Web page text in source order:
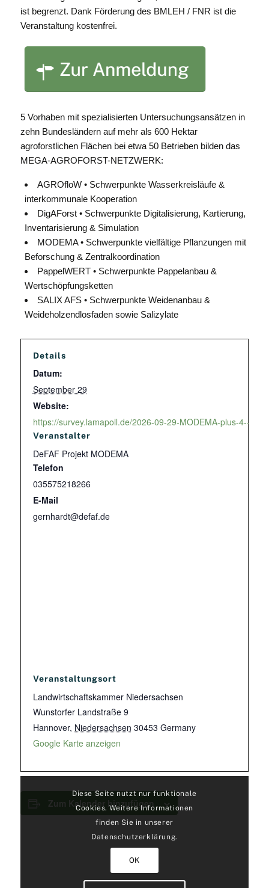
ist begrenzt. Dank Förderung des BMLEH / FNR ist die
Veranstaltung kostenfrei.
5 Vorhaben mit spezialisierten Untersuchungsansätzen in
zehn Bundesländern auf mehr als 600 Hektar
agroforstlichen Flächen bei etwa 50 Betrieben bilden das
MEGA-AGROFORST-NETZWERK:
AGROfloW • Schwerpunkte Wasserkreisläufe &
interkommunale Kooperation
DigAForst • Schwerpunkte Digitalisierung, Kartierung,
Inventarisierung & Simulation
MODEMA • Schwerpunkte vielfältige Pflanzungen mit
Beforschung & Zentralkoordination
PappelWERT • Schwerpunkte Pappelanbau &
Wertschöpfungsketten
SALIX AFS • Schwerpunkte Weidenanbau &
Weideholzendlosfaden sowie Salizylate
Details
Datum:
September 29
Website:
https://survey.lamapoll.de/2026-09-29-MODEMA-plus-4--
Veranstalter
DeFAF Projekt MODEMA
Telefon
035575218266
E-Mail
gernhardt@defaf.de
Veranstaltungsort
Landwirtschaftskammer Niedersachsen
Wunstorfer Landstraße 9
Hannover, Niedersachsen 30453 Germany
Google Karte anzeigen
Zum Kalender hinzufügen
Diese Seite nutzt nur funktionale
Cookies. Weitere Informationen
finden Sie in unserer
Datenschutzerklärung.
OK